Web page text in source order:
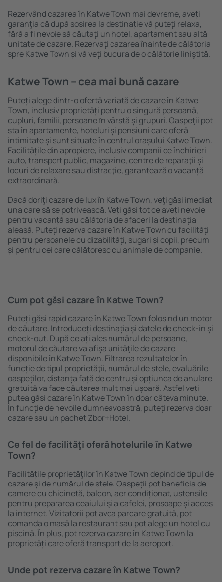
Rezervând cazarea în Katwe Town mai devreme, aveți
garanţia că după sosirea la destinație vă puteţi relaxa,
fără a fi nevoie să căutaţi un hotel, apartament sau altă
unitate de cazare. Rezervaţi cazarea înainte de călătoria
spre Katwe Town și vă veţi bucura de o călătorie liniştită.
Katwe Town – cea mai bună cazare
Puteți alege dintr-o ofertă variată de cazare în Katwe
Town, inclusiv proprietăți pentru o singură persoană,
cupluri, familii, persoane ȋn vârstă și grupuri. Oaspeţii pot
sta în apartamente, hoteluri și pensiuni care oferă
intimitate și sunt situate în centrul orașului Katwe Town.
Facilitățile din apropiere, inclusiv companii de închirieri
auto, transport public, magazine, centre de reparaţii și
locuri de relaxare sau distracţie, garantează o vacanță
extraordinară.
Dacă doriţi cazare de lux în Katwe Town, veţi găsi imediat
una care să se potrivească. Veți găsi tot ce aveți nevoie
pentru vacanță sau călătoria de afaceri la destinația
aleasă. Puteți rezerva cazare în Katwe Town cu facilități
pentru persoanele cu dizabilități, sugari și copii, precum
și pentru cei care călătoresc cu animale de companie.
Cum pot găsi cazare în Katwe Town?
Puteți găsi rapid cazare în Katwe Town folosind un motor
de căutare. Introduceți destinația și datele de check-in și
check-out. După ce ați ales numărul de persoane,
motorul de căutare va afișa unităţile de cazare
disponibile în Katwe Town. Filtrarea rezultatelor în
funcție de tipul proprietăţii, numărul de stele, evaluările
oaspeților, distanța față de centru și opțiunea de anulare
gratuită va face căutarea mult mai ușoară. Astfel veți
putea găsi cazare în Katwe Town în doar câteva minute.
În funcție de nevoile dumneavoastră, puteți rezerva doar
cazare sau un pachet Zbor+Hotel.
Ce fel de facilităţi oferă hotelurile în Katwe
Town?
Facilitățile proprietăţilor în Katwe Town depind de tipul de
cazare și de numărul de stele. Oaspeții pot beneficia de
camere cu chicinetă, balcon, aer condiționat, ustensile
pentru prepararea ceaiului şi a cafelei, prosoape și acces
la internet. Vizitatorii pot avea parcare gratuită, pot
comanda o masă la restaurant sau pot alege un hotel cu
piscină. În plus, pot rezerva cazare în Katwe Town la
proprietăți care oferă transport de la aeroport.
Unde pot rezerva cazare în Katwe Town?